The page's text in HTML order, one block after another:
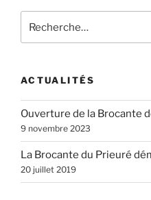
pour
ACTUALITÉS
Ouverture de la Brocante
9 novembre 2023
La Brocante du Prieuré
20 juillet 2019